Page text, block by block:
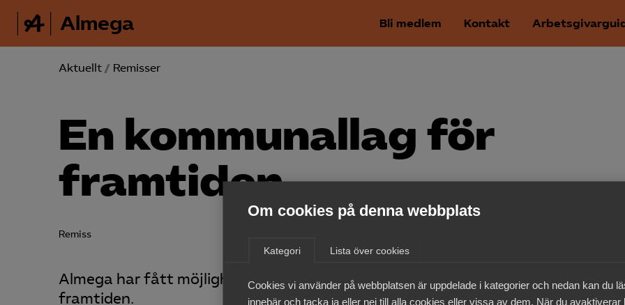
Om cookies på denna webbplats
Kategori Lista över cookies
Cookies vi använder på webbplatsen är uppdelade i kategorier och nedan kan du
innebär och tacka ja eller nej till alla cookies eller vissa av dem. När du avaktiverar
Almega Bli medlem Kontakt
Aktuellt / Remisser
En kommunallag för
framtiden
Remiss
Almega har fått möjlighet att yttra sig över SOU 2015:24, en Kommunallag för
framtiden.